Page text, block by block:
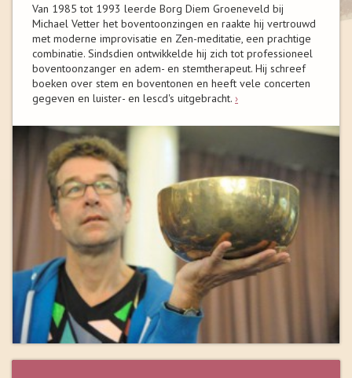
Van 1985 tot 1993 leerde Borg Diem Groeneveld bij
Michael Vetter het boventoonzingen en raakte hij vertrouwd
met moderne improvisatie en Zen-meditatie, een prachtige
combinatie. Sindsdien ontwikkelde hij zich tot professioneel
boventoonzanger en adem- en stemtherapeut. Hij schreef
boeken over stem en boventonen en heeft vele concerten
gegeven en luister- en lescd's uitgebracht. ›